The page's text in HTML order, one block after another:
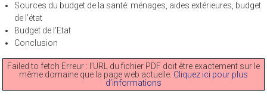
Sources du budget de la santé: ménages, aides extérieures, budget
de l’état
Budget de l’Etat
Conclusion
Failed to fetch Erreur : l’URL du fichier PDF doit être exactement sur le
même domaine que la page web actuelle. Cliquez ici pour plus
d’informations